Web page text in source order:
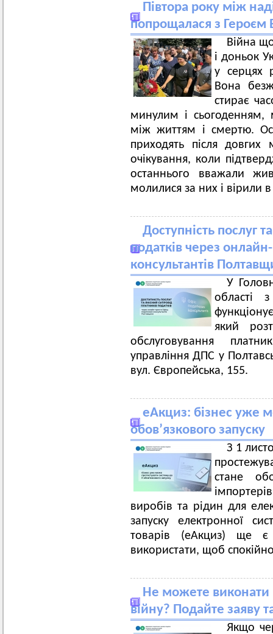
Півтора року між
попрощалася з Героєм
Війна
і доньок
у серцях
Вона
стирає
минулим і сьогоденням,
між життям і смертю.
приходять після довгих
очікування, коли
останнього вважали
молилися за них і вірили
Доступність послуг
податків через
консультантів
У
області
який
обслуговування
управління ДПС у
вул. Європейська, 155.
еАкциз: бізнес уже
обов’язкового запуску
З 1
стане
виробів та рідин для
запуску електронної
товарів (еАкциз) ще
використати, щоб
Не можете виконати
війну? Подайте заяву
Якщо